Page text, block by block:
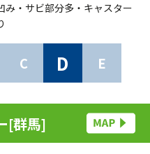
み・サビ部分多・キャスター
C D E
[群馬]